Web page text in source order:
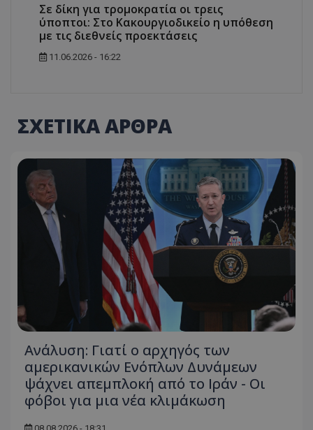
Σε δίκη για τρομοκρατία οι τρεις
ύποπτοι: Στο Κακουργιοδικείο η υπόθεση
με τις διεθνείς προεκτάσεις
11.06.2026 - 16:22
ΣΧΕΤΙΚΑ ΑΡΘΡΑ
Ανάλυση: Γιατί ο αρχηγός των
αμερικανικών Ενόπλων Δυνάμεων
ψάχνει απεμπλοκή από το Ιράν - Οι
φόβοι για μια νέα κλιμάκωση